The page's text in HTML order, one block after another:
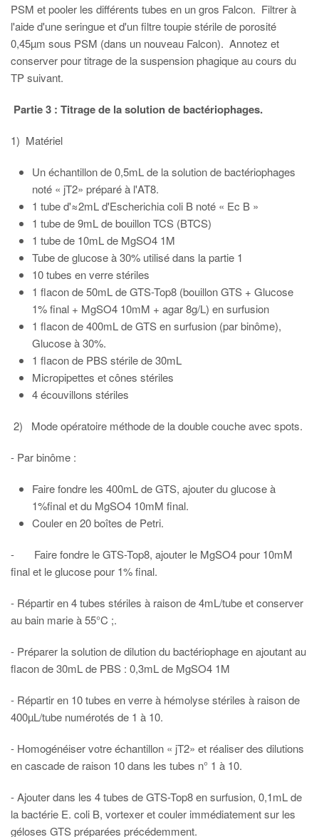
PSM et pooler les différents tubes en un gros Falcon. Filtrer à
l'aide d'une seringue et d'un filtre toupie stérile de porosité
0,45µm sous PSM (dans un nouveau Falcon). Annotez et
conserver pour titrage de la suspension phagique au cours du
TP suivant.
Partie 3 : Titrage de la solution de bactériophages.
1) Matériel
Un échantillon de 0,5mL de la solution de bactériophages
noté « jT2» préparé à l'AT8.
1 tube d'≈2mL d'Escherichia coli B noté « Ec B »
1 tube de 9mL de bouillon TCS (BTCS)
1 tube de 10mL de MgSO4 1M
Tube de glucose à 30% utilisé dans la partie 1
10 tubes en verre stériles
1 flacon de 50mL de GTS-Top8 (bouillon GTS + Glucose
1% final + MgSO4 10mM + agar 8g/L) en surfusion
1 flacon de 400mL de GTS en surfusion (par binôme),
Glucose à 30%.
1 flacon de PBS stérile de 30mL
Micropipettes et cônes stériles
4 écouvillons stériles
2) Mode opératoire méthode de la double couche avec spots.
- Par binôme :
Faire fondre les 400mL de GTS, ajouter du glucose à
1%final et du MgSO4 10mM final.
Couler en 20 boîtes de Petri.
- Faire fondre le GTS-Top8, ajouter le MgSO4 pour 10mM
final et le glucose pour 1% final.
- Répartir en 4 tubes stériles à raison de 4mL/tube et conserver
au bain marie à 55°C ;.
- Préparer la solution de dilution du bactériophage en ajoutant au
flacon de 30mL de PBS : 0,3mL de MgSO4 1M
- Répartir en 10 tubes en verre à hémolyse stériles à raison de
400µL/tube numérotés de 1 à 10.
- Homogénéiser votre échantillon « jT2» et réaliser des dilutions
en cascade de raison 10 dans les tubes n° 1 à 10.
- Ajouter dans les 4 tubes de GTS-Top8 en surfusion, 0,1mL de
la bactérie E. coli B, vortexer et couler immédiatement sur les
géloses GTS préparées précédemment.